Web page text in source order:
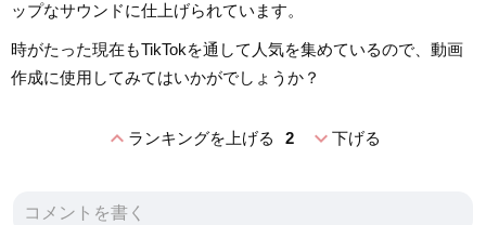
ップなサウンドに仕上げられています。
時がたった現在もTikTokを通して人気を集めているので、動画
作成に使用してみてはいかがでしょうか？
expand_lessランキングを上げる 2 expand_more下げる